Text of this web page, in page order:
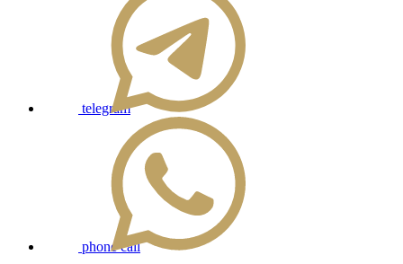
telegram
phone call